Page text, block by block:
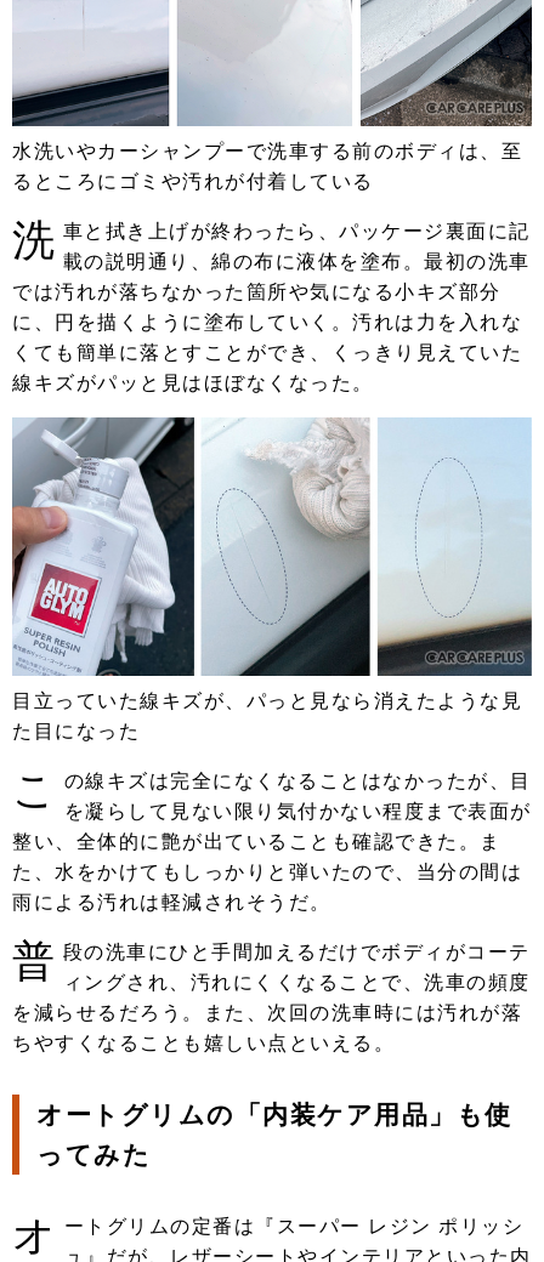
水洗いやカーシャンプーで洗車する前のボディは、至
るところにゴミや汚れが付着している
洗 車と拭き上げが終わったら、パッケージ裏面に記
載の説明通り、綿の布に液体を塗布。最初の洗車
では汚れが落ちなかった箇所や気になる小キズ部分
に、円を描くように塗布していく。汚れは力を入れな
くても簡単に落とすことができ、くっきり見えていた
線キズがパッと見はほぼなくなった。
目立っていた線キズが、パっと見なら消えたような見
た目になった
こ
の線キズは完全になくなることはなかったが、目
を凝らして見ない限り気付かない程度まで表面が
整い、全体的に艶が出ていることも確認できた。ま
た、水をかけてもしっかりと弾いたので、当分の間は
雨による汚れは軽減されそうだ。
普 段の洗車にひと手間加えるだけでボディがコーテ
ィングされ、汚れにくくなることで、洗車の頻度
を減らせるだろう。また、次回の洗車時には汚れが落
ちやすくなることも嬉しい点といえる。
オートグリムの「内装ケア用品」も使
ってみた
オ
ートグリムの定番は『スーパー レジン ポリッシ
ュ』だが、レザーシートやインテリアといった内